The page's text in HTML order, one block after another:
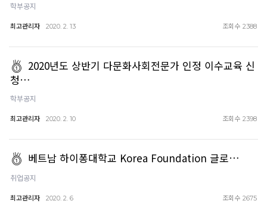
학부공지
최고관리자 2020. 2. 13 조회수 2388
2020년도 상반기 다문화사회전문가 인정 이수교육 신
청…
학부공지
최고관리자 2020. 2. 10 조회수 2398
베트남 하이퐁대학교 Korea Foundation 글로…
취업공지
최고관리자 2020. 2. 6 조회수 2675